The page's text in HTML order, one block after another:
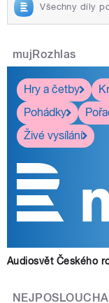
Všechny díly
mujRozhlas
Hry a četby
Pohádky
Živé vysílání
Audiosvět Českého